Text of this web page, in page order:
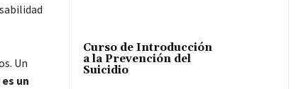
Un
un
Curso de Introducción
a la Prevención del
Suicidio